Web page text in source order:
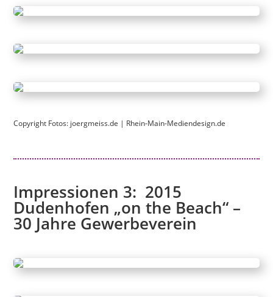
Copyright Fotos: joergmeiss.de | Rhein-Main-Mediendesign.de
Impressionen 3: 2015
Dudenhofen „on the Beach“ –
30 Jahre Gewerbeverein